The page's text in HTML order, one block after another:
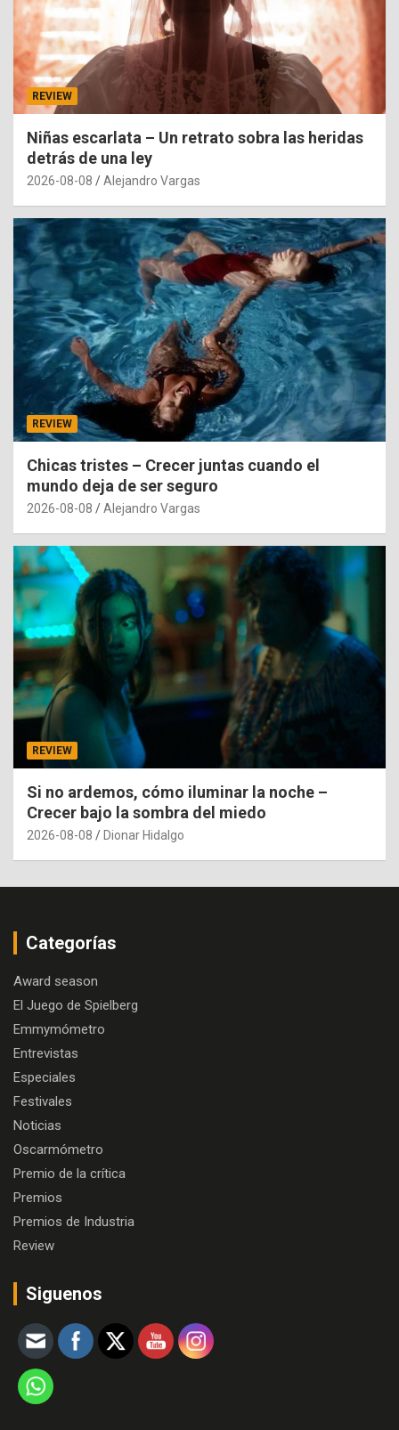
REVIEW
Niñas escarlata – Un retrato sobra las heridas
detrás de una ley
2026-08-08 Alejandro Vargas
REVIEW
Chicas tristes – Crecer juntas cuando el
mundo deja de ser seguro
2026-08-08 Alejandro Vargas
REVIEW
Si no ardemos, cómo iluminar la noche –
Crecer bajo la sombra del miedo
2026-08-08 Dionar Hidalgo
Categorías
Award season
El Juego de Spielberg
Emmymómetro
Entrevistas
Especiales
Festivales
Noticias
Oscarmómetro
Premio de la crítica
Premios
Premios de Industria
Review
Siguenos